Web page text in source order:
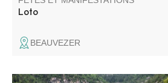
Loto
BEAUVEZER